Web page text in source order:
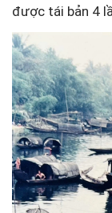
được tái bản 4